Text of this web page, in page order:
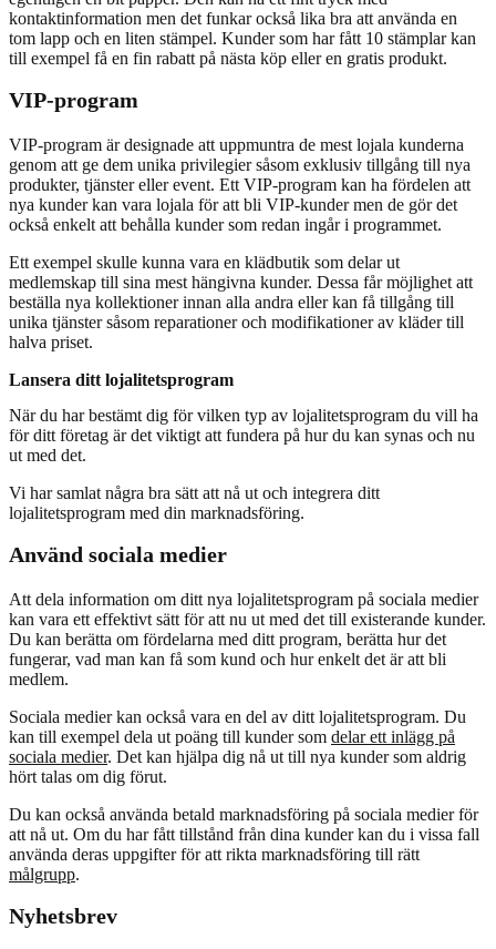
kontaktinformation men det funkar också lika bra att använda en
tom lapp och en liten stämpel. Kunder som har fått 10 stämplar kan
till exempel få en fin rabatt på nästa köp eller en gratis produkt.
VIP-program
VIP-program är designade att uppmuntra de mest lojala kunderna
genom att ge dem unika privilegier såsom exklusiv tillgång till nya
produkter, tjänster eller event. Ett VIP-program kan ha fördelen att
nya kunder kan vara lojala för att bli VIP-kunder men de gör det
också enkelt att behålla kunder som redan ingår i programmet.
Ett exempel skulle kunna vara en klädbutik som delar ut
medlemskap till sina mest hängivna kunder. Dessa får möjlighet att
beställa nya kollektioner innan alla andra eller kan få tillgång till
unika tjänster såsom reparationer och modifikationer av kläder till
halva priset.
Lansera ditt lojalitetsprogram
När du har bestämt dig för vilken typ av lojalitetsprogram du vill ha
för ditt företag är det viktigt att fundera på hur du kan synas och nu
ut med det.
Vi har samlat några bra sätt att nå ut och integrera ditt
lojalitetsprogram med din marknadsföring.
Använd sociala medier
Att dela information om ditt nya lojalitetsprogram på sociala medier
kan vara ett effektivt sätt för att nu ut med det till existerande kunder.
Du kan berätta om fördelarna med ditt program, berätta hur det
fungerar, vad man kan få som kund och hur enkelt det är att bli
medlem.
Sociala medier kan också vara en del av ditt lojalitetsprogram. Du
kan till exempel dela ut poäng till kunder som delar ett inlägg på
sociala medier. Det kan hjälpa dig nå ut till nya kunder som aldrig
hört talas om dig förut.
Du kan också använda betald marknadsföring på sociala medier för
att nå ut. Om du har fått tillstånd från dina kunder kan du i vissa fall
använda deras uppgifter för att rikta marknadsföring till rätt
målgrupp.
Nyhetsbrev